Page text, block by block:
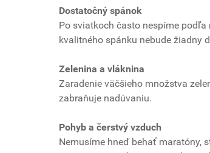
Dostatočný spánok
Po sviatkoch často nespíme podľa
kvalitného spánku nebude žiadny
Zelenina a vláknina
Zaradenie väčšieho množstva
zabraňuje nadúvaniu.
Pohyb a čerstvý vzduch
Nemusíme hneď behať maratóny,